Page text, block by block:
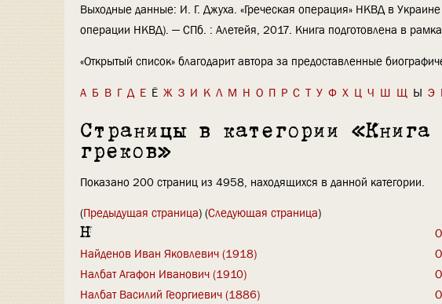
Выходные данные: И. Г. Джуха. «Греческая операция» НКВД в
операции НКВД). — СПб. : Алетейя, 2017. Книга подготовлена в
«Открытый список» благодарит автора за предоставленные
А Б В Г Д Е Ё Ж З И К Л М Н О П Р С Т У Ф Х Ц Ч Ш Щ Ы Э
Страницы в категории «Книга
греков»
Показано 200 страниц из 4958, находящихся в данной категории.
(Предыдущая страница) (Следующая страница)
Н
Найденов Иван Яковлевич (1918)
Налбат Агафон Иванович (1910)
Налбат Василий Георгиевич (1886)